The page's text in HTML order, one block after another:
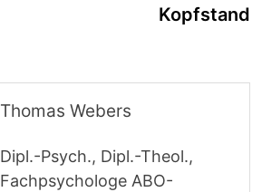
Kopfstand
Thomas Webers
Dipl.-Psych., Dipl.-Theol.,
Fachpsychologe ABO-